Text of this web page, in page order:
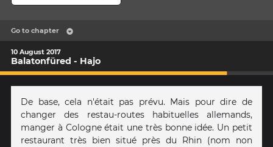
Go to chapter
10 August 2017
Balatonfüred - Hajo
De base, cela n'était pas prévu. Mais pour dire de
changer des restau-routes habituelles allemands,
manger à Cologne était une très bonne idée. Un petit
restaurant très bien situé près du Rhin (nom non